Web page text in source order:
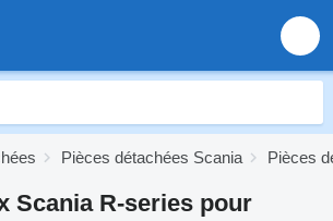
Pièces détachées Scania Pièces
Scania R-series pour